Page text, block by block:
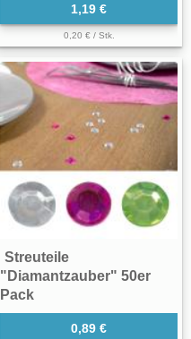
1,19 €
0,20 € / Stk.
Streuteile
"Diamantzauber" 50er
Pack
0,89 €